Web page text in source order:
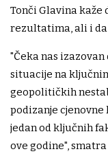
Tonči Glavina kaže
rezultatima, ali i
"Čeka nas
situacije na
geopolitičkih
podizanje
jedan od ključnih
ove godine",